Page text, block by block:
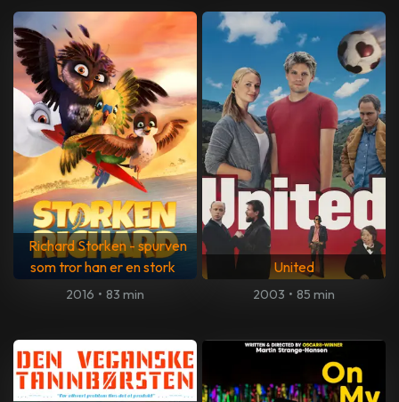
Richard Storken - spurven
som tror han er en stork
2016 • 83 min
United
2003 • 85 min